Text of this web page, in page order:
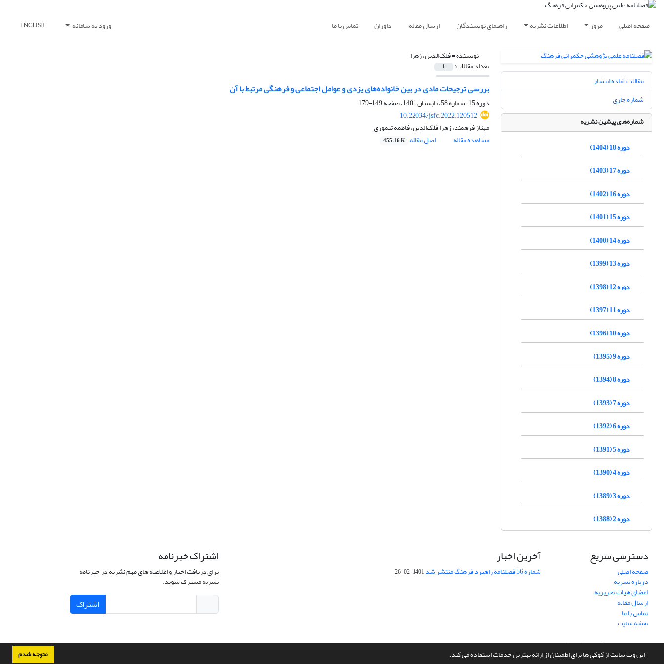
این وب سایت از کوکی ها برای اطمینان از ارائه بهترین خدمات استفاده می کند. متوجه شدم
صفحه اصلی مرور اطلاعات نشریه راهنمای نویسندگان ارسال مقاله داوران تماس با ما ورود به سامانه ENGLISH
نویسنده =فلک‌الدین، زهرا
تعداد مقالات: 1
بررسی ترجیحات مادی در بین خانواده‌‌های یزدی و عوامل اجتماعی و فرهنگی مرتبط با آن
دوره 15، شماره 58، تابستان 1401، صفحه
149-179
10.22034/jsfc.2022.120512
مهناز فرهمند، زهرا فلک‌الدین، فاطمه تیموری
مشاهده مقاله
اصل مقاله 455.16 K
مقالات آماده انتشار
شماره جاری
شماره‌های پیشین نشریه
دوره 18 (1404)
دوره 17 (1403)
دوره 16 (1402)
دوره 15 (1401)
دوره 14 (1400)
دوره 13 (1399)
دوره 12 (1398)
دوره 11 (1397)
دوره 10 (1396)
دوره 9 (1395)
دوره 8 (1394)
دوره 7 (1393)
دوره 6 (1392)
دوره 5 (1391)
دوره 4 (1390)
دوره 3 (1389)
دوره 2 (1388)
دسترسی سریع
صفحه اصلی
درباره نشریه
اعضای هیات تحریریه
ارسال مقاله
تماس با ما
نقشه سایت
آخرین اخبار
شماره 56 فصلنامه راهبرد فرهنگ منتشر شد 1401-02-26
اشتراک خبرنامه
برای دریافت اخبار و اطلاعیه های مهم نشریه در خبرنامه
نشریه مشترک شوید.
اشتراک
سامانه مدیریت نشریات علمی.طراحی و پیاده سازی ازسیناوب